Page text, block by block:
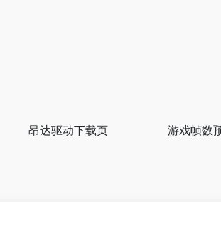
昂达驱动下载页 游戏帧数